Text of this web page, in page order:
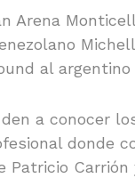
al argentino
a conocer
donde
Carrión